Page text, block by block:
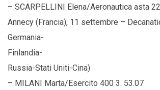
– SCARPELLINI Elena/Aeronautica asta
Annecy (Francia), 11 settembre –
Germania-
Finlandia-
Russia-Stati Uniti-Cina)
– MILANI Marta/Esercito 400 3. 53.07